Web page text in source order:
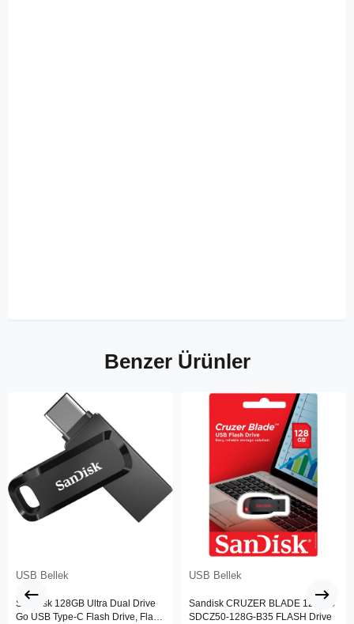
Benzer Ürünler
USB Bellek
SanDisk 128GB Ultra Dual Drive
Go USB Type-C Flash Drive, Flash
USB Bellek
Sandisk CRUZER BLADE 128 GB
SDCZ50-128G-B35 FLASH Drive